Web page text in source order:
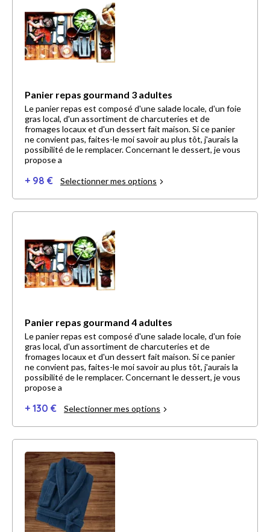
Panier repas gourmand 3 adultes
Le panier repas est composé d'une salade locale, d'un foie
gras local, d'un assortiment de charcuteries et de
fromages locaux et d'un dessert fait maison. Si ce panier
ne convient pas, faites-le moi savoir au plus tôt, j'aurais la
possibilité de le remplacer. Concernant le dessert, je vous
propose a
+ 98 € Selectionner mes options
Panier repas gourmand 4 adultes
Le panier repas est composé d'une salade locale, d'un foie
gras local, d'un assortiment de charcuteries et de
fromages locaux et d'un dessert fait maison. Si ce panier
ne convient pas, faites-le moi savoir au plus tôt, j'aurais la
possibilité de le remplacer. Concernant le dessert, je vous
propose a
+ 130 € Selectionner mes options